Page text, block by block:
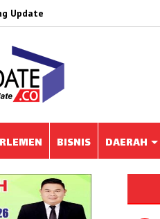
Update
BISNIS DAERAH